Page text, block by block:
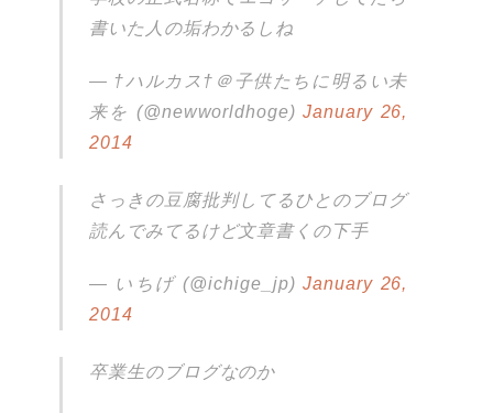
書いた人の垢わかるしね
— †ハルカス†＠子供たちに明るい未
来を (@newworldhoge)January 26,
2014
さっきの豆腐批判してるひとのブログ
読んでみてるけど文章書くの下手
— いちげ (@ichige_jp)January 26,
2014
卒業生のブログなのか